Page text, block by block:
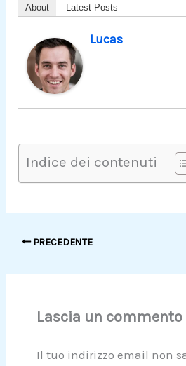
About Latest Posts
Lucas
Indice dei contenuti
PRECEDENTE
Lascia un commento
Il tuo indirizzo email non